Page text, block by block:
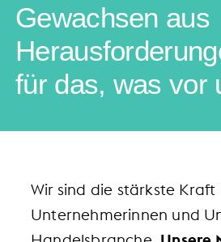
Gewachsen aus
für das, was vor
Wir sind die stärkste Kraft
Unternehmerinnen und